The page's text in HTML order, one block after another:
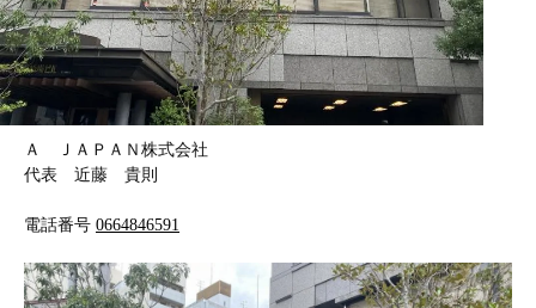
Ａ ＪＡＰＡＮ株式会社
代表 近藤 貴則
電話番号 0664846591